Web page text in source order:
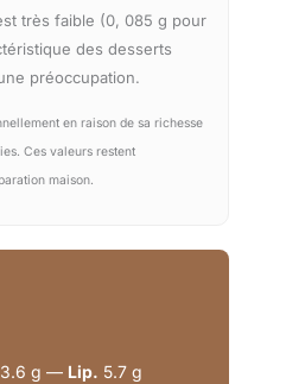
très faible (0, 085 g pour
des desserts
préoccupation.
en raison de sa richesse
Ces valeurs restent
maison.
g — Lip. 5.7 g